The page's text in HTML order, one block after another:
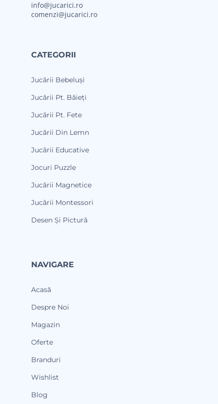
info@jucarici.ro
comenzi@jucarici.ro
CATEGORII
Jucării Bebeluși
Jucării Pt. Băieți
Jucării Pt. Fete
Jucării Din Lemn
Jucării Educative
Jocuri Puzzle
Jucării Magnetice
Jucării Montessori
Desen Și Pictură
NAVIGARE
Acasă
Despre Noi
Magazin
Oferte
Branduri
Wishlist
Blog